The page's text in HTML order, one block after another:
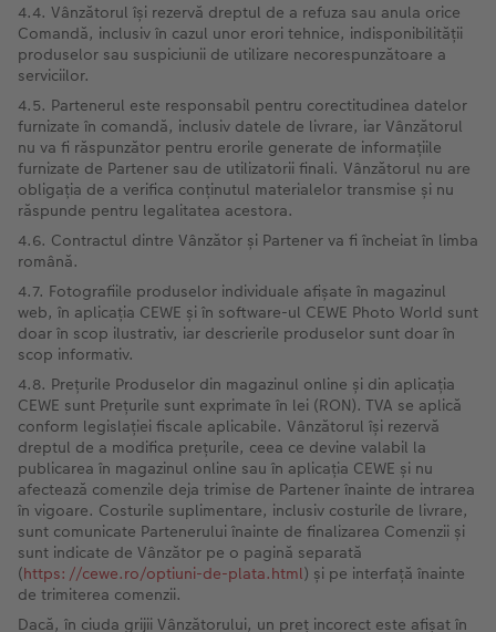
4.4. Vânzătorul își rezervă dreptul de a refuza sau anula orice
Comandă, inclusiv în cazul unor erori tehnice, indisponibilității
produselor sau suspiciunii de utilizare necorespunzătoare a
serviciilor.
4.5. Partenerul este responsabil pentru corectitudinea datelor
furnizate în comandă, inclusiv datele de livrare, iar Vânzătorul
nu va fi răspunzător pentru erorile generate de informațiile
furnizate de Partener sau de utilizatorii finali. Vânzătorul nu are
obligația de a verifica conținutul materialelor transmise și nu
răspunde pentru legalitatea acestora.
4.6. Contractul dintre Vânzător și Partener va fi încheiat în limba
română.
4.7. Fotografiile produselor individuale afișate în magazinul
web, în aplicația CEWE și în software-ul CEWE Photo World sunt
doar în scop ilustrativ, iar descrierile produselor sunt doar în
scop informativ.
4.8. Prețurile Produselor din magazinul online și din aplicația
CEWE sunt Prețurile sunt exprimate în lei (RON). TVA se aplică
conform legislației fiscale aplicabile. Vânzătorul își rezervă
dreptul de a modifica prețurile, ceea ce devine valabil la
publicarea în magazinul online sau în aplicația CEWE și nu
afectează comenzile deja trimise de Partener înainte de intrarea
în vigoare. Costurile suplimentare, inclusiv costurile de livrare,
sunt comunicate Partenerului înainte de finalizarea Comenzii și
sunt indicate de Vânzător pe o pagină separată
(https://cewe.ro/optiuni-de-plata.html) și pe interfață înainte
de trimiterea comenzii.
Dacă, în ciuda grijii Vânzătorului, un preț incorect este afișat în